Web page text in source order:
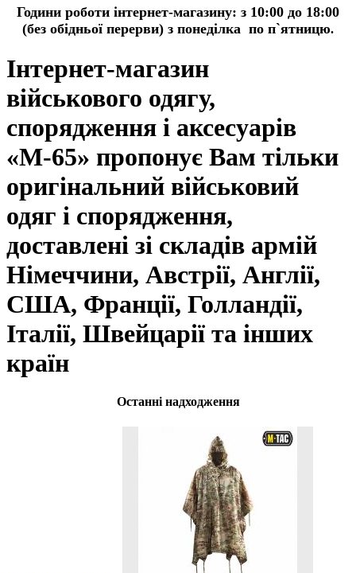
Години роботи інтернет-магазину: з 10:00 до 18:00
(без обідньої перерви) з понеділка по п`ятницю.
Інтернет-магазин
військового одягу,
спорядження і аксесуарів
«М-65» пропонує Вам тільки
оригінальний військовий
одяг і спорядження,
доставлені зі складів армій
Німеччини, Австрії, Англії,
США, Франції, Голландії,
Італії, Швейцарії та інших
країн
Останні надходження